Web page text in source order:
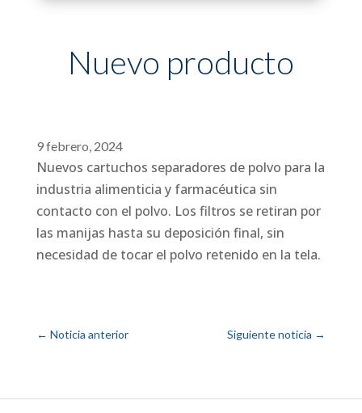
Nuevo producto
9 febrero, 2024
Nuevos cartuchos separadores de polvo para la
industria alimenticia y farmacéutica sin
contacto con el polvo. Los filtros se retiran por
las manijas hasta su deposición final, sin
necesidad de tocar el polvo retenido en la tela.
←Noticia anterior Siguiente noticia →